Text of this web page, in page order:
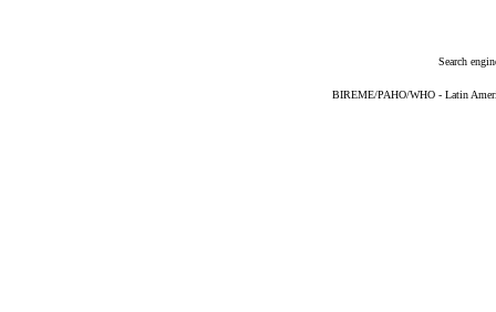
Search
BIREME/PAHO/WHO - Latin